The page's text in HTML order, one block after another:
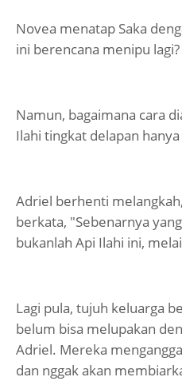
Novea menatap Saka
ini berencana menipu lagi?
Namun, bagaimana cara
Ilahi tingkat delapan
Adriel berhenti
berkata, "Sebenarnya
bukanlah Api Ilahi ini,
Lagi pula, tujuh keluarga
belum bisa melupakan
Adriel. Mereka
dan nggak akan